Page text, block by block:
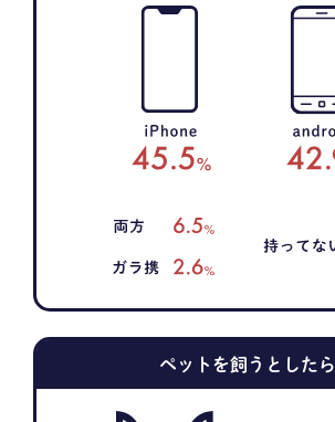
ペットを飼うとしたら